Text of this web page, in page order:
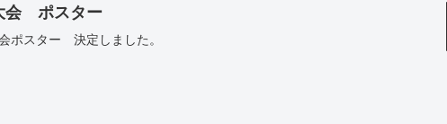
会 ポスター
ポスター 決定しました。